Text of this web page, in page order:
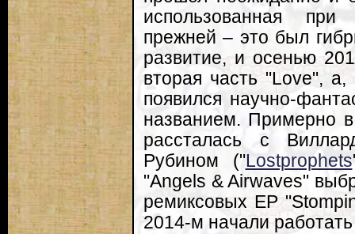
использованная
прежней – это был
развитие, и осенью
вторая часть "Love",
появился научно-
названием. Примерно
рассталась с
Рубином ("Lostprophets
"Angels & Airwaves"
ремиксовых EP
2014-м начали